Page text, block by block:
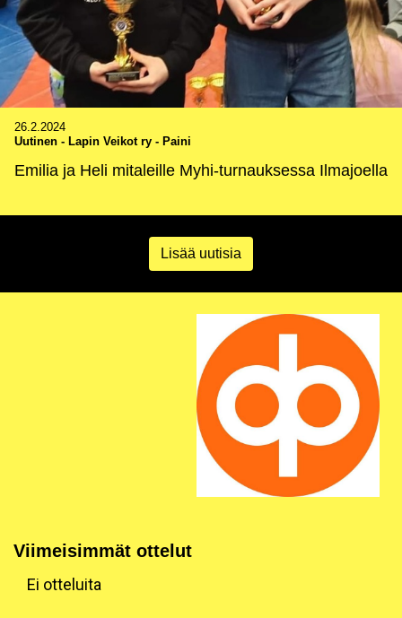
26.2.2024
Uutinen - Lapin Veikot ry - Paini
Emilia ja Heli mitaleille Myhi-turnauksessa Ilmajoella
Lisää uutisia
Viimeisimmät ottelut
Ei otteluita